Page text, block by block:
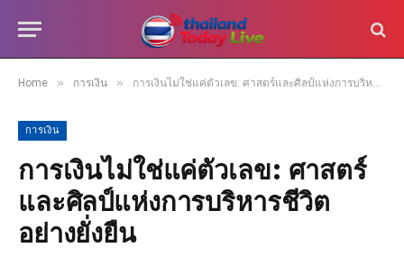
Home » การเงิน » การเงินไม่ใช่แค่ตัวเลข: ศาสตร์และศิลป์แห่งการบริหารชีวิตอย่างยั่งยืน
การเงิน
การเงินไม่ใช่แค่ตัวเลข: ศาสตร์
และศิลป์แห่งการบริหารชีวิต
อย่างยั่งยืน